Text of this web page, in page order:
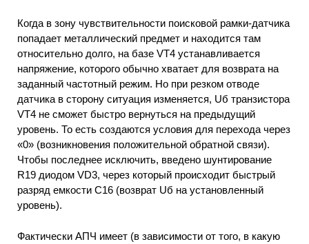
Когда в зону чувствительности поисковой рамки-датчика
попадает металлический предмет и находится там
относительно долго, на базе VT4 устанавливается
напряжение, которого обычно хватает для возврата на
заданный частотный режим. Но при резком отводе
датчика в сторону ситуация изменяется, Uб транзистора
VT4 не сможет быстро вернуться на предыдущий
уровень. То есть создаются условия для перехода через
«0» (возникновения положительной обратной связи).
Чтобы последнее исключить, введено шунтирование
R19 диодом VD3, через который происходит быстрый
разряд емкости С16 (возврат Uб на установленный
уровень).
Фактически АПЧ имеет (в зависимости от того, в какую